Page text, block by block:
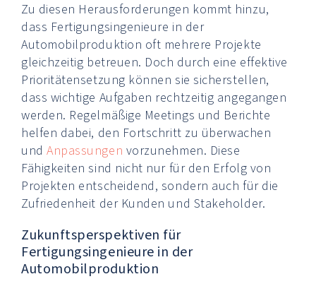
Zu diesen Herausforderungen kommt hinzu,
dass Fertigungsingenieure in der
Automobilproduktion oft mehrere Projekte
gleichzeitig betreuen. Doch durch eine effektive
Prioritätensetzung können sie sicherstellen,
dass wichtige Aufgaben rechtzeitig angegangen
werden. Regelmäßige Meetings und Berichte
helfen dabei, den Fortschritt zu überwachen
undAnpassungen vorzunehmen. Diese
Fähigkeiten sind nicht nur für den Erfolg von
Projekten entscheidend, sondern auch für die
Zufriedenheit der Kunden und Stakeholder.
Zukunftsperspektiven für
Fertigungsingenieure in der
Automobilproduktion